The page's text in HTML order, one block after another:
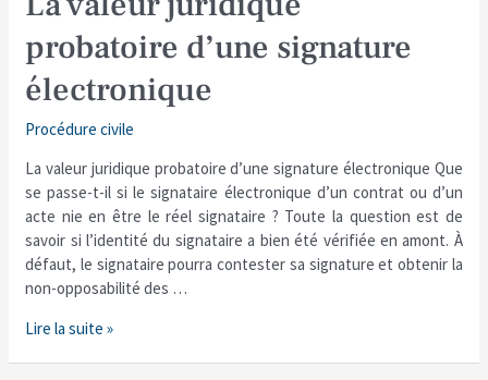
probatoire d’une signature
électronique
Procédure civile
La valeur juridique probatoire d’une signature électronique Que
se passe-t-il si le signataire électronique d’un contrat ou d’un
acte nie en être le réel signataire ? Toute la question est de
savoir si l’identité du signataire a bien été vérifiée en amont. À
défaut, le signataire pourra contester sa signature et obtenir la
non-opposabilité des …
Lire la suite »